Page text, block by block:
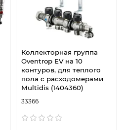
Коллекторная группа
Oventrop EV на 10
контуров, для теплого
пола с расходомерами
Multidis (1404360)
33366